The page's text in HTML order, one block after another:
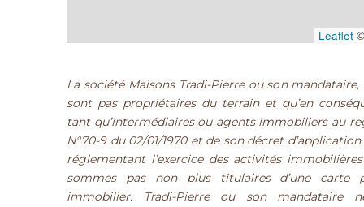
Leaflet
La société Maisons Tradi-Pierre ou son
sont pas propriétaires du terrain et qu’en
tant qu’intermédiaires ou agents immobiliers au
N°70-9 du 02/01/1970 et de son décret d’application
réglementant l’exercice des activités
sommes pas non plus titulaires d’une carte
immobilier. Tradi-Pierre ou son mandataire